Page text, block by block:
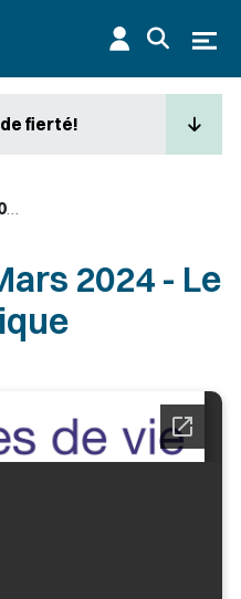
de fierté!
Ligne de vie - Mars 2024 - Le trouble de panique
2024 - Le